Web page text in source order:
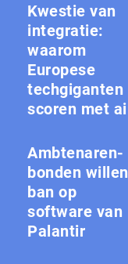
Kwestie van
integratie:
waarom
Europese
techgiganten
scoren met ai
Amb­te­na­ren­
bon­den willen
ban op
software van
Palantir